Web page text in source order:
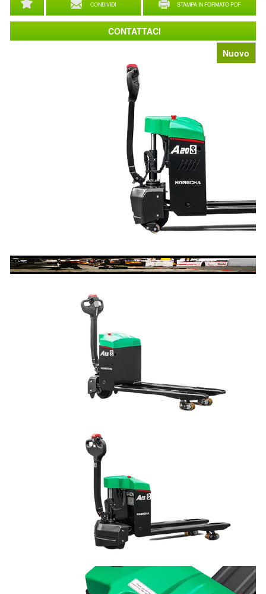
Nuovo
CONDIVIDI STAMPA IN FORMATO PDF
CONTATTACI